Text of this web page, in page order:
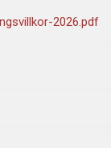
2026.pdf